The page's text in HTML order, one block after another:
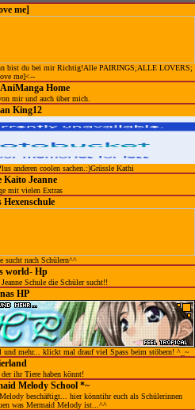
me]
bist du bei mir Richtig!Alle PAIRINGS;ALLE LOVERS;
me]<--
Home
mir und auch über mich.
King12
anderen coolen sachen.:)Grüssle Kathi
Kaito Jeanne
mit vielen Extras
sucht nach Schülern^^
world- Hp
Schule die Schüler sucht!!
HP
mehr... klickt mal drauf viel Spass beim stöbern! ^_~
ihr Tiere haben könnt!
Melody School *~
beschäftigt... hier könntihr euch als Schülerinnen
was Mermaid Melody ist...^^